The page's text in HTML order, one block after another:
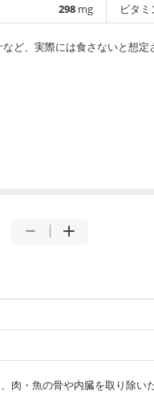
298 mg
ビタミ
ど、実際には食さないと想定
肉・魚の骨や内臓を取り除い